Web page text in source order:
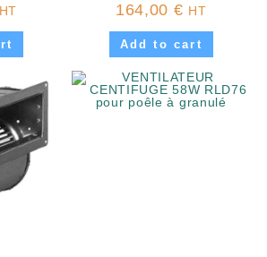
HT 164,00 € HT
Add to cart